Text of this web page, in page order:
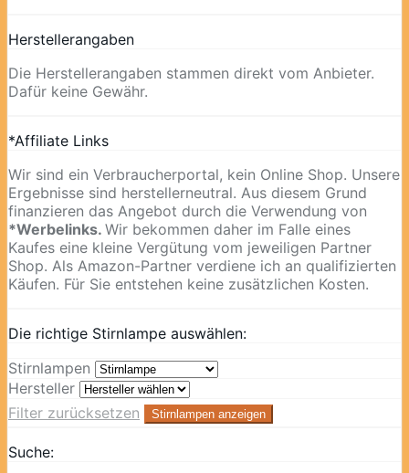
Herstellerangaben
Die Herstellerangaben stammen direkt vom Anbieter.
Dafür keine Gewähr.
*Affiliate Links
Wir sind ein Verbraucherportal, kein Online Shop. Unsere
Ergebnisse sind herstellerneutral. Aus diesem Grund
finanzieren das Angebot durch die Verwendung von
*Werbelinks. Wir bekommen daher im Falle eines
Kaufes eine kleine Vergütung vom jeweiligen Partner
Shop. Als Amazon-Partner verdiene ich an qualifizierten
Käufen. Für Sie entstehen keine zusätzlichen Kosten.
Die richtige Stirnlampe auswählen:
Stirnlampen
Hersteller
Filter zurücksetzen
Stirnlampen anzeigen
Suche: